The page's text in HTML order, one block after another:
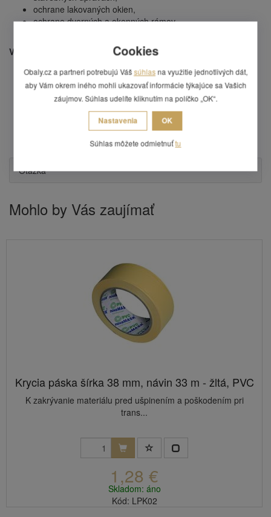
ochrane lakovaných okien,
ochrane dverných a okenných rámov,
Vlastnosti:
materiál:mäkčené PVC s UV filtrom,
povrch:jemne rastrovaný
farba:žltá,
33 m,
36 ks/kartón.
cena uvedená za 1 ks.
Otázka
Mohlo by Vás zaujímať
Krycia páska šírka 38 mm, návin 33 m - žltá, PVC
K zakrývanie materiálu pred ušpinením a poškodením pri
trans...
1,28 €
Skladom: áno
Kód: LPK02
Cookies
Obaly.cz a partneri potrebujú Vášsúhlas na využitie jednotlivých dát,
aby Vám okrem iného mohli ukazovať informácie týkajúce sa Vašich
záujmov. Súhlas udelíte kliknutím na políčko „OK“.
Nastavenia OK
Súhlas môžete odmietnuťtu